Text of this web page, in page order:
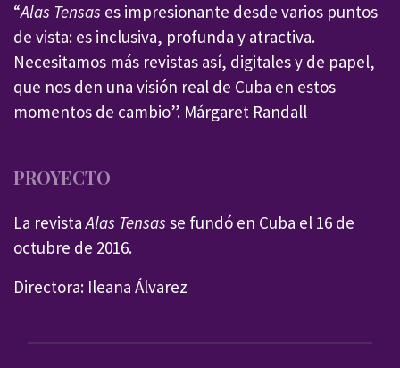
“Alas Tensas es impresionante desde varios puntos
de vista: es inclusiva, profunda y atractiva.
Necesitamos más revistas así, digitales y de papel,
que nos den una visión real de Cuba en estos
momentos de cambio”. Márgaret Randall
PROYECTO
La revistaAlas Tensas se fundó en Cuba el 16 de
octubre de 2016.
Directora: Ileana Álvarez